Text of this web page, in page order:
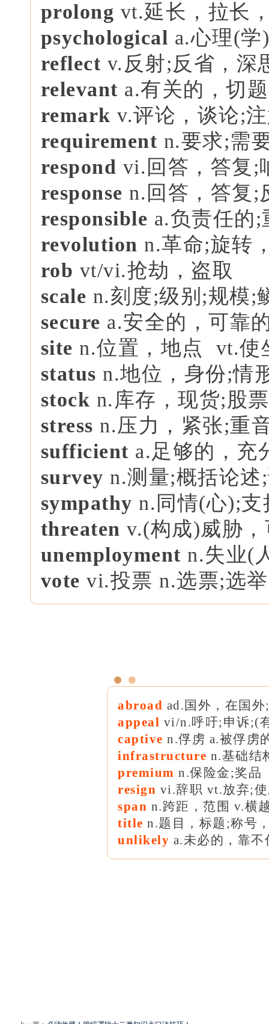
prolong vt.延长，拉长
psychological a.心理(学
reflect v.反射;反省，深
relevant a.有关的，切
remark v.评论，谈论;
requirement n.要求;需
respond vi.回答，答复;
response n.回答，答复;
responsible a.负责任的
revolution n.革命;旋转
rob vt/vi.抢劫，盗取
scale n.刻度;级别;规模;
secure a.安全的，可靠
site n.位置，地点 vt.使
statusn.地位，身份;情
stock n.库存，现货;股
stressn.压力，紧张;重
sufficient a.足够的，充
surveyn.测量;概括论述
sympathy n.同情(心);支
threaten v.(构成)威胁
unemploymentn.失业(
vote vi.投票 n.选票;选
abroad ad.国外，在国
appeal vi/n.呼吁;申诉;(
captive n.俘虏 a.被俘虏
infrastructure n.基础结
premium n.保险金;奖品
resign vi.辞职 vt.放弃;
span n.跨距，范围 v.横
title n.题目，标题;称号
unlikely a.未必的，靠不